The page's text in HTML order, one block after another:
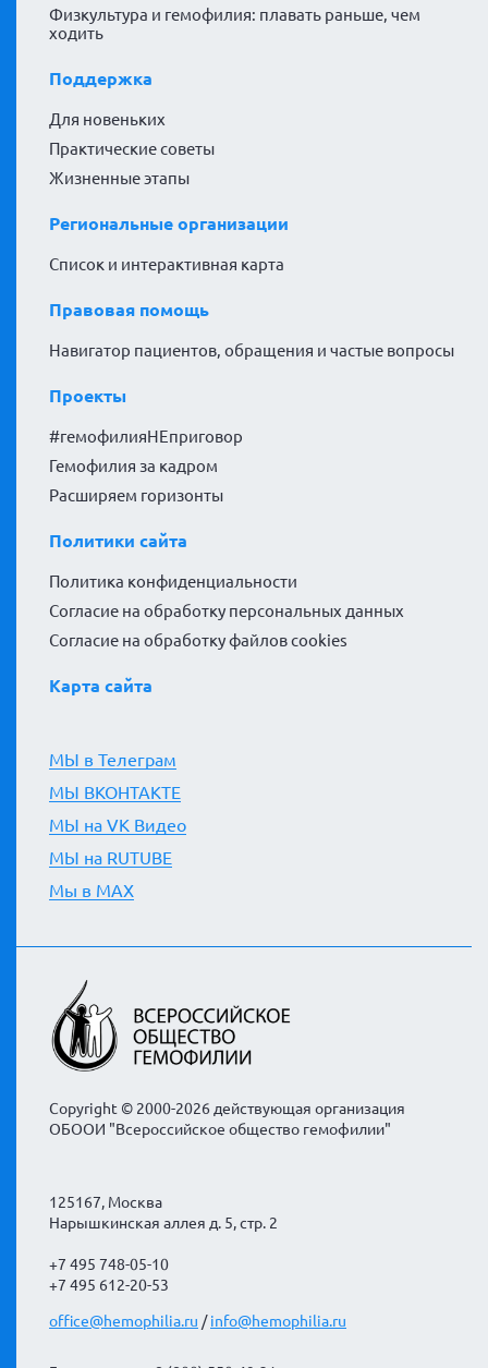
Физкультура и гемофилия: плавать раньше, чем
ходить
Поддержка
Для новеньких
Практические советы
Жизненные этапы
Региональные организации
Список и интерактивная карта
Правовая помощь
Навигатор пациентов, обращения и частые вопросы
Проекты
#гемофилияНЕприговор
Гемофилия за кадром
Расширяем горизонты
Политики сайта
Политика конфиденциальности
Согласие на обработку персональных данных
Согласие на обработку файлов cookies
Карта сайта
МЫ в Телеграм
МЫ ВКОНТАКТЕ
МЫ на VK Видео
МЫ на RUTUBE
Мы в MAX
Copyright © 2000-2026 действующая организация
ОБООИ "Всероссийское общество гемофилии"
125167, Москва
Нарышкинская аллея д. 5, стр. 2
+7 495 748-05-10
+7 495 612-20-53
office@hemophilia.ru /info@hemophilia.ru